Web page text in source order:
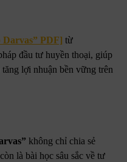
Darvas” PDF] từ
đầu tư huyền thoại, giúp
lợi nhuận bền vững trên
không chỉ chia sẻ
là bài học sâu sắc về tư